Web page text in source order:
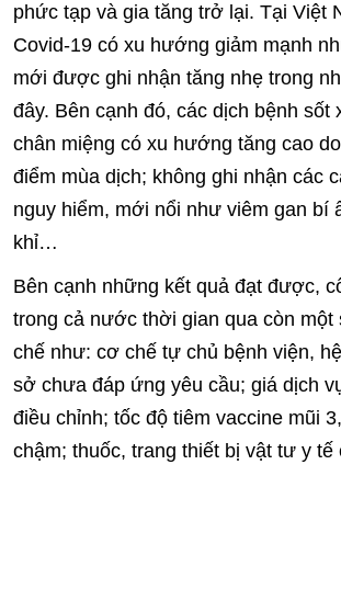
phức tạp và gia tăng trở lại. Tại Việt
Covid-19 có xu hướng giảm mạnh
mới được ghi nhận tăng nhẹ trong
đây. Bên cạnh đó, các dịch bệnh sốt
chân miệng có xu hướng tăng cao
điểm mùa dịch; không ghi nhận các
nguy hiểm, mới nổi như viêm gan bí
khỉ…
Bên cạnh những kết quả đạt được,
trong cả nước thời gian qua còn một
chế như: cơ chế tự chủ bệnh viện,
sở chưa đáp ứng yêu cầu; giá dịch
điều chỉnh; tốc độ tiêm vaccine mũi
chậm; thuốc, trang thiết bị vật tư y